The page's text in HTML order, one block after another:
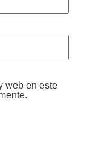
web en este